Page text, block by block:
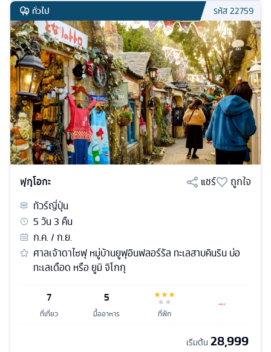
ทั่วไป รหัส22759
ฟุกุโอกะ แชร์
ถูกใจ
ทัวร์ญี่ปุ่น
5วัน3 คืน
ก.ค. / ก.ย.
ศาลเจ้าดาไซฟุ หมู่บ้านยูฟุอินฟลอร์รัล ทะเลสาบคินริน บ่อ
ทะเลเดือด หรือ ยูมิ จิโกกุ
7
ที่เที่ยว
5
มื้ออาหาร ที่พัก
เริ่มต้น 28,999